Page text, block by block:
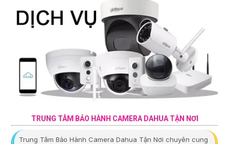
TRUNG TÂM BẢO HÀNH CAMERA DAHUA TẬN NƠI
Trung Tâm Bảo Hành Camera Dahua Tận Nơi chuyên cung